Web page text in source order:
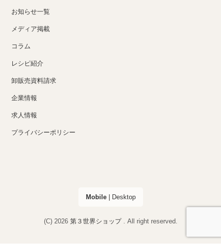
お知らせ一覧
メディア掲載
コラム
レシピ紹介
卸販売資料請求
企業情報
求人情報
プライバシーポリシー
Mobile| Desktop
(C) 2026 第３世界ショップ . All right reserved.